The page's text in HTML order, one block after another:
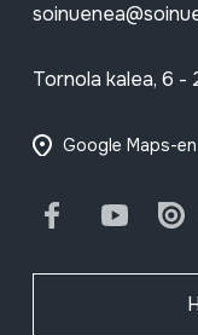
Tornola kalea, 6 -
Google Maps-
FacebookYoutube